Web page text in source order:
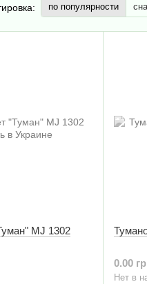
по популярности
MJ 1302
0.00
Нет в